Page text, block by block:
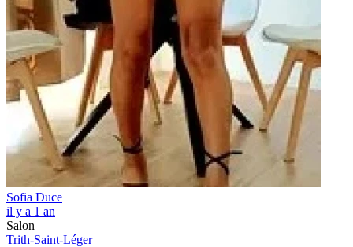
Sofia Duce
il y a 1 an
Salon
Trith-Saint-Léger